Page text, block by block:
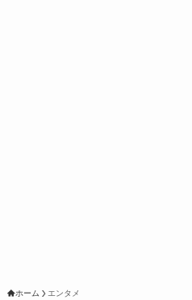
ホーム エンタメ